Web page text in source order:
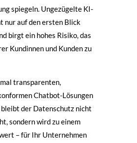
spiegeln. Ungezügelte KI-
nur auf den ersten Blick
birgt ein hohes Risiko, das
Kundinnen und Kunden zu
transparenten,
Chatbot-Lösungen
bleibt der Datenschutz nicht
sondern wird zu einem
– für Ihr Unternehmen